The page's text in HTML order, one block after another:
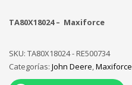
TA80X18024 – Maxiforce
SKU: TA80X18024 - RE500734
Categorías: John Deere,Maxiforce